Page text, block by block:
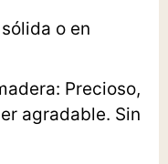
o en
: Precioso,
agradable. Sin